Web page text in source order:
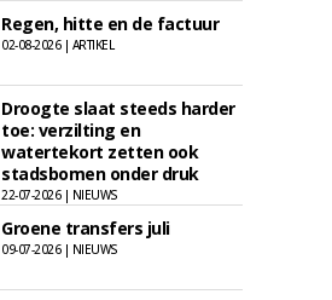
Regen, hitte en de factuur
02-08-2026 | ARTIKEL
Droogte slaat steeds harder
toe: verzilting en
watertekort zetten ook
stadsbomen onder druk
22-07-2026 | NIEUWS
Groene transfers juli
09-07-2026 | NIEUWS